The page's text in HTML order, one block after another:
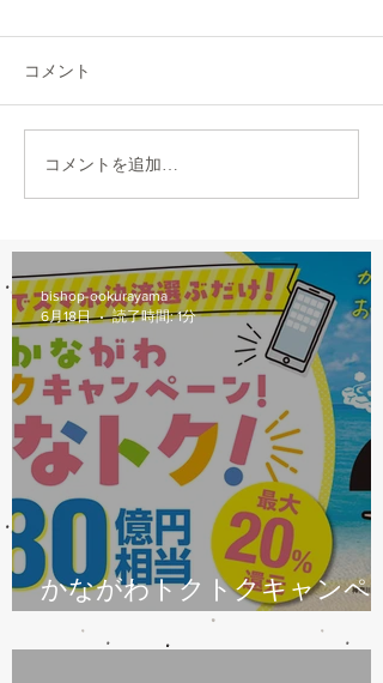
本日8/6（木）は修理多数に
より、12：00から他店販売の
す。 明日以降のご来店をお願
いします。
コメント
コメントを追加…
かながわトクトクキャンペー
ン始まります
bishop-ookurayama
6月18日
読了時間: 1分